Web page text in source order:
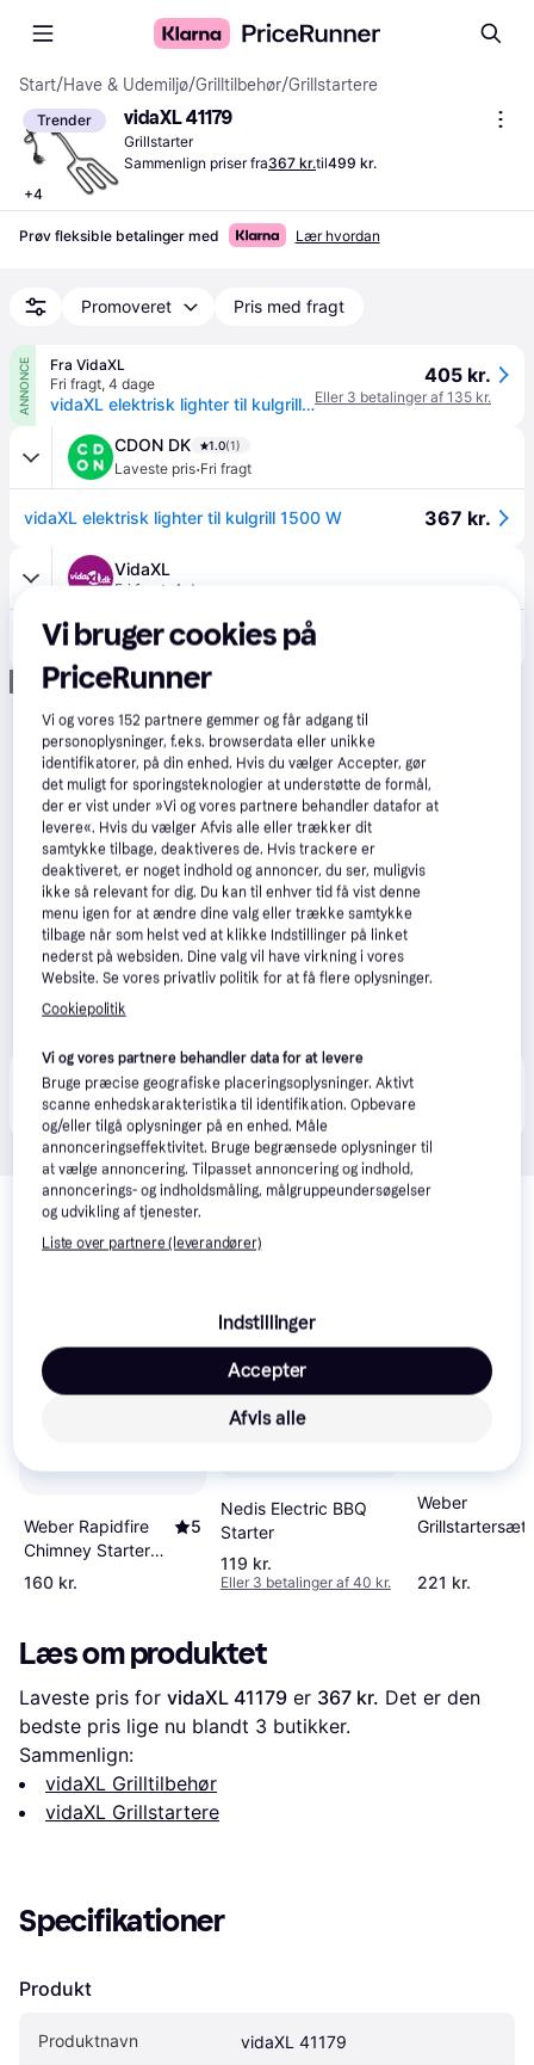
Start/Have & Udemiljø/Grilltilbehør/Grillstartere
Trender
+4
vidaXL 41179
Grillstarter
Sammenlign priser fra367 kr.til499 kr.
Prøv fleksible betalinger med Lær hvordan
Promoveret Pris med fragt
ANNONCE
Fra VidaXL
Fri fragt, 4 dage
vidaXL elektrisk lighter til kulgrill 1500 W
405 kr.
Eller 3 betalinger af 135 kr.
CDON DK 1.0(1)
Laveste pris·Fri fragt
vidaXL elektrisk lighter til kulgrill 1500 W 367 kr.
VidaXL
Fri fragt 4 dage
vidaXL elektrisk lighter til kulgrill 1500 W
Eller 3 betalinger af 135 kr.
Annonce
Produktet fås også hos 1 butik, som ikke er betalende
kunde i denne kategori.
Relaterede produkter
Se vores forslag til andre produkter, der matcher dine
interesser. Vis alle
Weber Rapidfire
Chimney Starter
7416
5
160 kr.
Trender
Nedis Electric BBQ
Starter
119 kr.
Eller 3 betalinger af 40 kr.
Weber
Grillstartersæt
221 kr.
Læs om produktet
Laveste pris for vidaXL 41179 er 367 kr. Det er den
bedste pris lige nu blandt 3 butikker.
Sammenlign:
vidaXL Grilltilbehør
vidaXL Grillstartere
Specifikationer
Produkt
Produktnavn vidaXL 41179
Vi bruger cookies på
PriceRunner
Vi og vores152 partnere gemmer og får adgang til
personoplysninger, f.eks. browserdata eller unikke
identifikatorer, på din enhed. Hvis du vælger Accepter, gør
det muligt for sporingsteknologier at understøtte de formål,
der er vist under »Vi og vores partnere behandler datafor at
levere«. Hvis du vælger Afvis alle eller trækker dit
samtykke tilbage, deaktiveres de. Hvis trackere er
deaktiveret, er noget indhold og annoncer, du ser, muligvis
ikke så relevant for dig. Du kan til enhver tid få vist denne
menu igen for at ændre dine valg eller trække samtykke
tilbage når som helst ved at klikke Indstillinger på linket
nederst på websiden. Dine valg vil have virkning i vores
Website. Se vores privatliv politik for at få flere oplysninger.
Cookiepolitik
Vi og vores partnere behandler data for at levere
Bruge præcise geografiske placeringsoplysninger. Aktivt
scanne enhedskarakteristika til identifikation. Opbevare
og/eller tilgå oplysninger på en enhed. Måle
annonceringseffektivitet. Bruge begrænsede oplysninger til
at vælge annoncering. Tilpasset annoncering og indhold,
annoncerings- og indholdsmåling, målgruppeundersøgelser
og udvikling af tjenester.
Liste over partnere (leverandører)
Indstillinger
Afvis alle
Accepter